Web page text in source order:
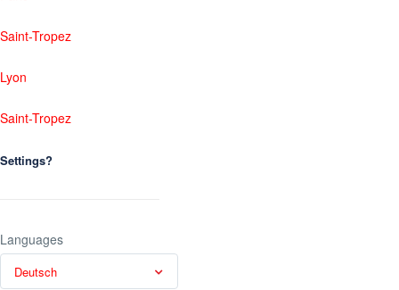
Saint-Tropez
Lyon
Saint-Tropez
Settings?
Languages
Deutsch